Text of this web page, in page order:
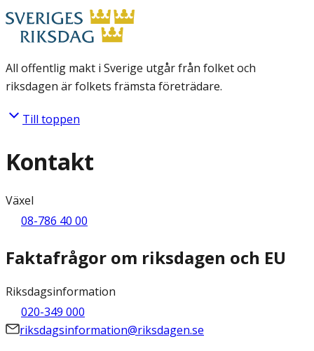
All offentlig makt i Sverige utgår från folket och
riksdagen är folkets främsta företrädare.
Till toppen
Kontakt
Växel
08-786 40 00
Faktafrågor om riksdagen och EU
Riksdagsinformation
020-349 000
riksdagsinformation@riksdagen.se